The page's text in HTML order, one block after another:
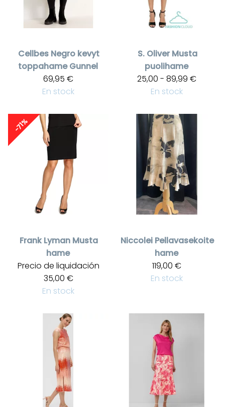
Cellbes Negro kevyt
toppahame Gunnel
69,95 €
En stock
S. Oliver Musta
puolihame
25,00 - 89,99 €
En stock
-71%
Frank Lyman Musta
hame
Precio de liquidación
35,00 €
En stock
Niccolei Pellavasekoite
hame
119,00 €
En stock